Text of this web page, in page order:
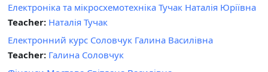
Електроніка та мікросхемотехніка Тучак Наталія Юріївна
Teacher: Наталія Тучак
Електронний курс Соловчук Галина Василівна
Teacher: Галина Соловчук